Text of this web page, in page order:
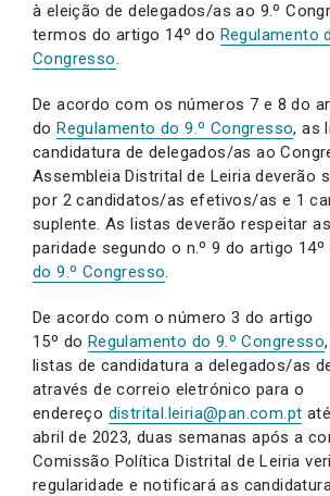
à eleição de delegados/as ao 9.º
termos do artigo 14º do Regulamento
Congresso.
De acordo com os números 7 e 8 do
doRegulamento do 9.º Congresso, as
candidatura de delegados/as ao
Assembleia Distrital de Leiria deverão
por 2 candidatos/as efetivos/as e 1
suplente. As listas deverão respeitar
paridade segundo o n.º 9 do artigo 14º
do 9.º Congresso.
De acordo com o número 3 do artigo
15º do Regulamento do 9.º Congresso
listas de candidatura a delegados/as
através de correio eletrónico para o
endereço distrital.leiria@pan.com.pt
abril de 2023, duas semanas após a
Comissão Política Distrital de Leiria
regularidade e notificará as